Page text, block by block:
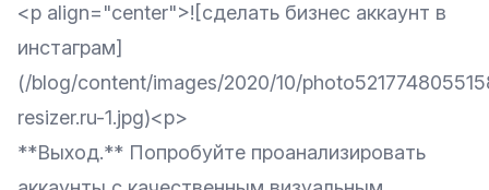
<p align="center">![сделать бизнес аккаунт в
инстаграм]
(/blog/content/images/2020/10/
resizer.ru-1.jpg)<p>
**Выход.** Попробуйте проанализировать